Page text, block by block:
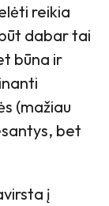
reikia
dabar tai
būna ir
(mažiau
bet
į